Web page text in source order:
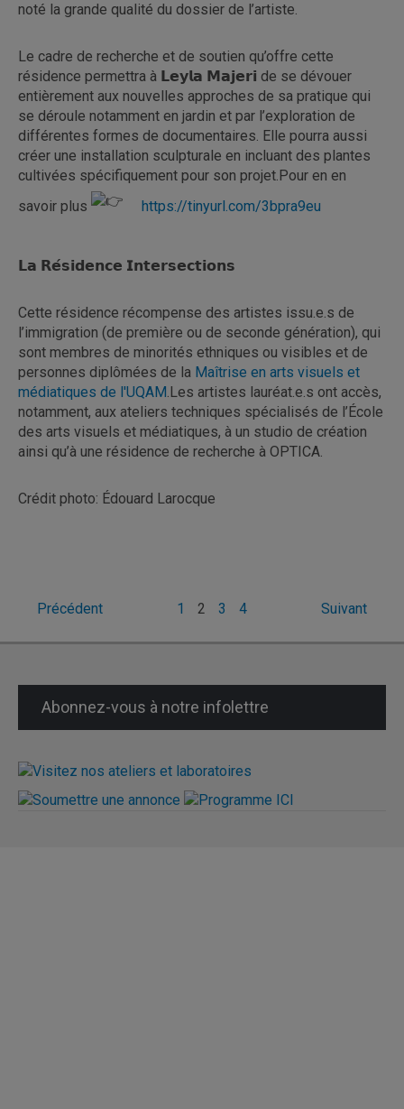
noté la grande qualité du dossier de l’artiste.
Le cadre de recherche et de soutien qu’offre cette
résidence permettra à 𝗟𝗲𝘆𝗹𝗮 𝗠𝗮𝗷𝗲𝗿𝗶 de se dévouer
entièrement aux nouvelles approches de sa pratique qui
se déroule notamment en jardin et par l’exploration de
différentes formes de documentaires. Elle pourra aussi
créer une installation sculpturale en incluant des plantes
cultivées spécifiquement pour son projet.Pour en en
savoir plus
https://tinyurl.com/3bpra9eu
𝗟𝗮 𝗥𝗲́𝘀𝗶𝗱𝗲𝗻𝗰𝗲 𝗜𝗻𝘁𝗲𝗿𝘀𝗲𝗰𝘁𝗶𝗼𝗻𝘀
Cette résidence récompense des artistes issu.e.s de
l’immigration (de première ou de seconde génération), qui
sont membres de minorités ethniques ou visibles et de
personnes diplômées de la Maîtrise en arts visuels et
médiatiques de l'UQAM.Les artistes lauréat.e.s ont accès,
notamment, aux ateliers techniques spécialisés de l’École
des arts visuels et médiatiques, à un studio de création
ainsi qu’à une résidence de recherche à OPTICA.
Crédit photo: Édouard Larocque
Pagination
des
Précédent 1 2 3 4 Suivant
Abonnez-vous à notre infolettre